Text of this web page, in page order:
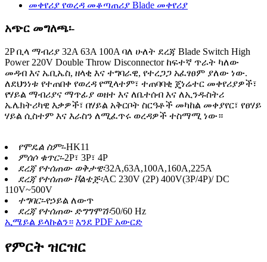
አጭር መግለጫ፡-
2P ቢላ ማብሪያ 32A 63A 100A ባለ ሁለት ደረጃ Blade Switch High
Power 220V Double Throw Disconnector ከፍተኛ ጥራት ካለው
መዳብ እና ኤቢኤስ, ዘላቂ እና ተግባራዊ, የተረጋጋ አፈፃፀም ያለው ነው.
ለደህንነቱ የተጠበቀ የወረዳ የሚላተም፣ ተጠባባቂ ጄነሬተር መቀየሪያዎች፣
የሃይል ማብሪያና ማጥፊያ ወዘተ እና ለቤተሰብ እና ለኢንዱስትሪ
ኤሌክትሪካዊ እቃዎች፣ በሃይል አቅርቦት ስርዓቶች መካከል መቀያየር፣ የፀሃይ
ሃይል ሲስተም እና እራስን ለሚፈጥሩ ወረዳዎች ተስማሚ ነው።
የሞዴል ስም፡-HK11
ምሰሶ ቁጥር፡-2P፣ 3P፣ 4P
ደረጃ የተሰጠው ወቅታዊ፡32A,63A,100A,160A,225A
ደረጃ የተሰጠው ቮልቴጅ፡AC 230V (2P) 400V(3P/4P)/ DC
110V~500V
ተግባር፡-የኃይል ለውጥ
ደረጃ የተሰጠው ድግግሞሽ፡50/60 Hz
ኢሜይል ይላኩልን። እንደ PDF አውርድ
የምርት ዝርዝር